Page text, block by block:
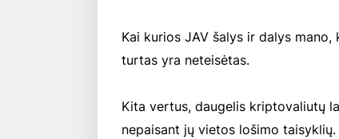
Kai kurios JAV šalys ir dalys
turtas yra neteisėtas.
Kita vertus, daugelis kriptovaliutų
nepaisant jų vietos lošimo taisyklių.